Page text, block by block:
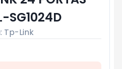
SG1024D
Tp-Link